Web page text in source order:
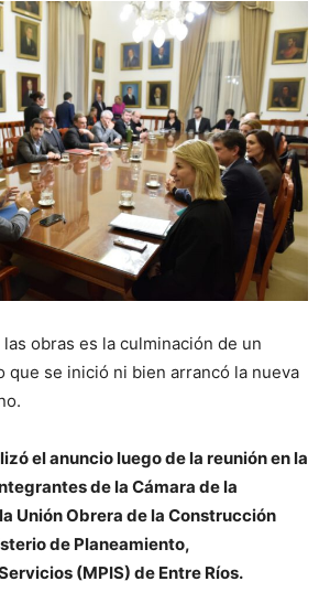
obras es la culminación de un
que se inició ni bien arrancó la nueva
el anuncio luego de la reunión en la
de la Cámara de la
Unión Obrera de la Construcción
de Planeamiento,
(MPIS) de Entre Ríos.